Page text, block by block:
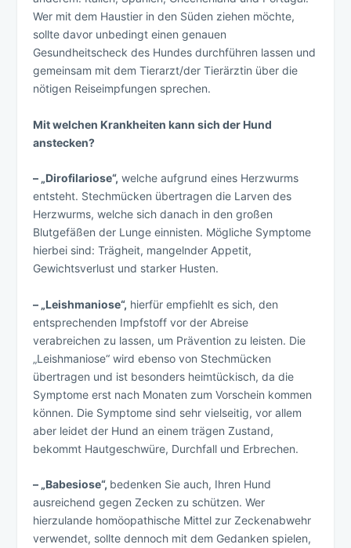
Wer mit dem Haustier in den Süden ziehen möchte,
sollte davor unbedingt einen genauen
Gesundheitscheck des Hundes durchführen lassen und
gemeinsam mit dem Tierarzt/der Tierärztin über die
nötigen Reiseimpfungen sprechen.
Mit welchen Krankheiten kann sich der Hund
anstecken?
– „Dirofilariose“, welche aufgrund eines Herzwurms
entsteht. Stechmücken übertragen die Larven des
Herzwurms, welche sich danach in den großen
Blutgefäßen der Lunge einnisten. Mögliche Symptome
hierbei sind: Trägheit, mangelnder Appetit,
Gewichtsverlust und starker Husten.
– „Leishmaniose“, hierfür empfiehlt es sich, den
entsprechenden Impfstoff vor der Abreise
verabreichen zu lassen, um Prävention zu leisten. Die
„Leishmaniose“ wird ebenso von Stechmücken
übertragen und ist besonders heimtückisch, da die
Symptome erst nach Monaten zum Vorschein kommen
können. Die Symptome sind sehr vielseitig, vor allem
aber leidet der Hund an einem trägen Zustand,
bekommt Hautgeschwüre, Durchfall und Erbrechen.
– „Babesiose“, bedenken Sie auch, Ihren Hund
ausreichend gegen Zecken zu schützen. Wer
hierzulande homöopathische Mittel zur Zeckenabwehr
verwendet, sollte dennoch mit dem Gedanken spielen,